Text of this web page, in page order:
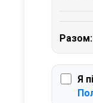
Разом:
Я